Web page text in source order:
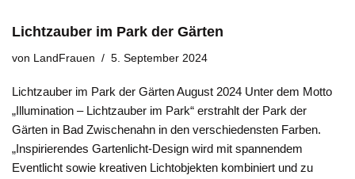
Lichtzauber im Park der Gärten
von LandFrauen 5. September 2024
Lichtzauber im Park der Gärten August 2024 Unter dem Motto
„Illumination – Lichtzauber im Park“ erstrahlt der Park der
Gärten in Bad Zwischenahn in den verschiedensten Farben.
„Inspirierendes Gartenlicht-Design wird mit spannendem
Eventlicht sowie kreativen Lichtobjekten kombiniert und zu